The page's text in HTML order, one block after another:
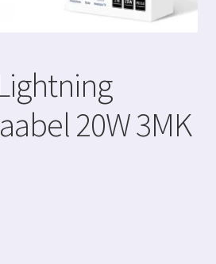
20W 3MK